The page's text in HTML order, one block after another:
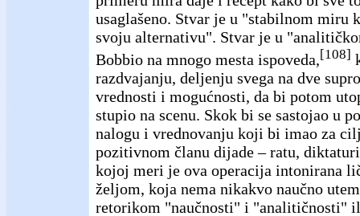
usaglašeno. Stvar je u "stabilnom miru
svoju alternativu". Stvar je u
Bobbio na mnogo mesta ispoveda,[108]
razdvajanju, deljenju svega na dve
vrednosti i mogućnosti, da bi potom
stupio na scenu. Skok bi se sastojao u
nalogu i vrednovanju koji bi imao za
pozitivnom članu dijade – ratu,
kojoj meri je ova operacija intonirana
željom, koja nema nikakvo naučno
retorikom "naučnosti" i "analitičnosti"